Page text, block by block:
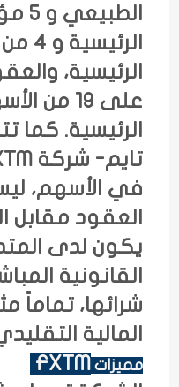
الرئيسية،
على 19 من
الرئيسية.
في الأسهم،
العقود مقابل
يكون لدى
القانونية
شرائها، تماماً
المالية
مميزاتFXTM